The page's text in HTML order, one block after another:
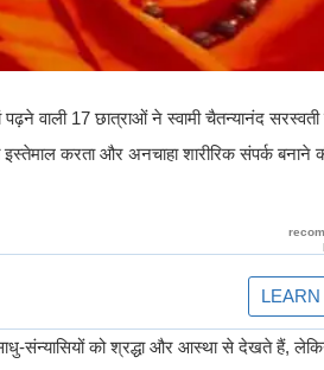
17 छात्राओं ने स्वामी चैतन्यानंद सरस्वती
करता और अनचाहा शारीरिक संपर्क बनाने
संन्यासियों को श्रद्धा और आस्था से देखते हैं,